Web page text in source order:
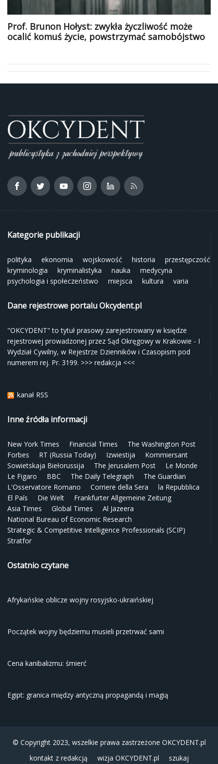
Prof. Brunon Hołyst: zwykła życzliwość może
ocalić komuś życie, powstrzymać samobójstwo
Kategorie publikacji
polityka ekonomia wojskowość historia
przestępczość
kryminologia
kryminalistyka nauka
medycyna
psychologia i społeczeństwo
miejsca kultura varia
Dane rejestrowe portalu Okcydent.pl
"OKCYDENT" to tytuł prasowy zarejestrowany w księdze
rejestrowej prowadzonej przez Sąd Okręgowy w Krakowie - I
Wydział Cywilny, w Rejestrze Dzienników i Czasopism pod
numerem rej. Pr. 3199. >>> redakcja <<<
kanał RSS
Inne źródła informacji
New York Times Financial Times
The Washington Post
Forbes
RT (Russia Today) Izwiestija
Kommiersant
Sowietskaja Biełorussija
The Jerusalem Post
Le Monde
Le Figaro
BBC The Daily Telegraph
The Guardian
L'Osservatore Romano
Corriere della Sera
la Repubblica
El País
Die Welt
Frankfurter Allgemeine Zeitung
Asia Times
Global Times
Al Jazeera
National Bureau of Economic Research
Strategic & Competitive Intelligence Professionals (SCIP)
Stratfor
Ostatnio czytane
Afrykańskie oblicze wojny rosyjsko-ukraińskiej
Początek wojny będziemu musieli przetrwać sami
Cena kanibalizmu: śmierć
Egipt: granica między antyczną propagandą i magią
© Copyright 2023, wszelkie prawa zastrzeżone OKCYDENT.pl
kontakt z redakcją
wizja OKCYDENT.pl
szukaj